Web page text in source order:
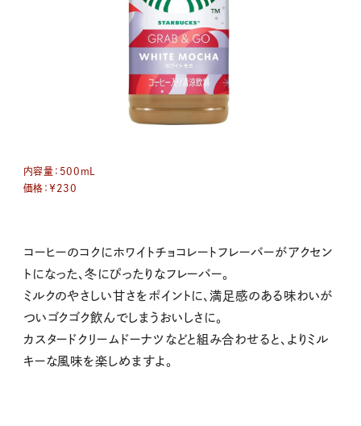
内容量： 500mL
価格：￥230
コーヒーのコクにホワイトチョコレートフレーバーがアクセン
トになった、冬にぴったりなフレーバー。
ミルクのやさしい甘さをポイントに、満足感のある味わいが
ついゴクゴク飲んでしまうおいしさに。
カスタードクリームドーナツなどと組み合わせると、よりミル
キーな風味を楽しめますよ。